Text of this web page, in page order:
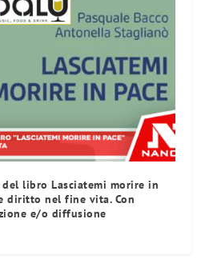
libro Lasciatemi morire in
diritto nel fine vita. Con
e/o diffusione